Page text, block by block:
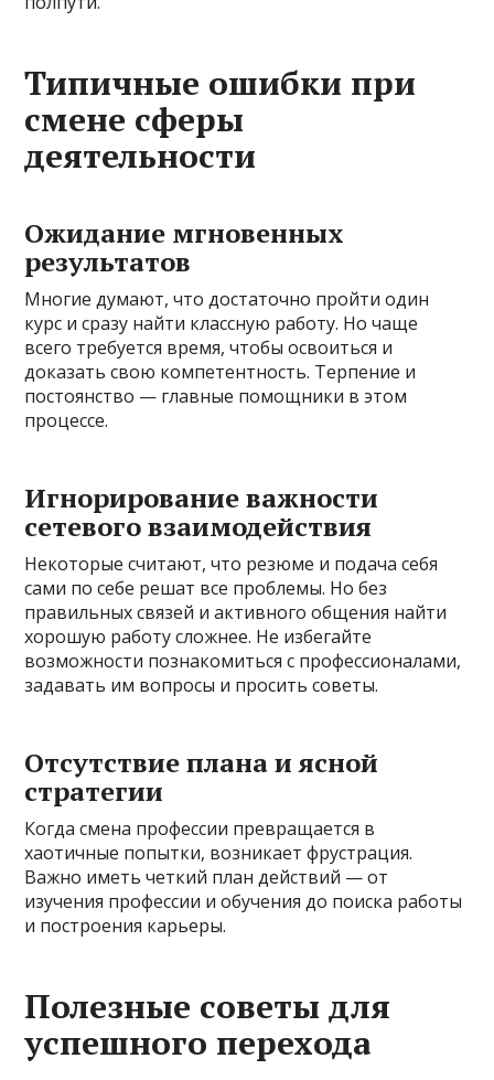
Типичные ошибки при
смене сферы
деятельности
Ожидание мгновенных
результатов
Многие думают, что достаточно пройти один
курс и сразу найти классную работу. Но чаще
всего требуется время, чтобы освоиться и
доказать свою компетентность. Терпение и
постоянство — главные помощники в этом
процессе.
Игнорирование важности
сетевого взаимодействия
Некоторые считают, что резюме и подача себя
сами по себе решат все проблемы. Но без
правильных связей и активного общения найти
хорошую работу сложнее. Не избегайте
возможности познакомиться с профессионалами,
задавать им вопросы и просить советы.
Отсутствие плана и ясной
стратегии
Когда смена профессии превращается в
хаотичные попытки, возникает фрустрация.
Важно иметь четкий план действий — от
изучения профессии и обучения до поиска работы
и построения карьеры.
Полезные советы для
успешного перехода